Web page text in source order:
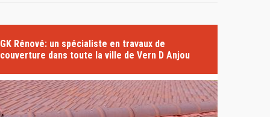
GK Rénové: un spécialiste en travaux de
couverture dans toute la ville de Vern D Anjou